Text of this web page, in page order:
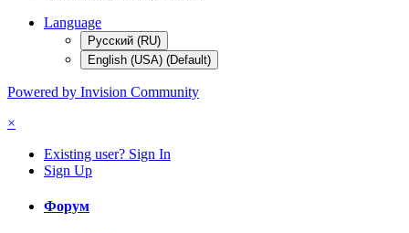
Language
Русский (RU)
English (USA) (Default)
Powered by Invision Community
×
Existing user? Sign In
Sign Up
Форум